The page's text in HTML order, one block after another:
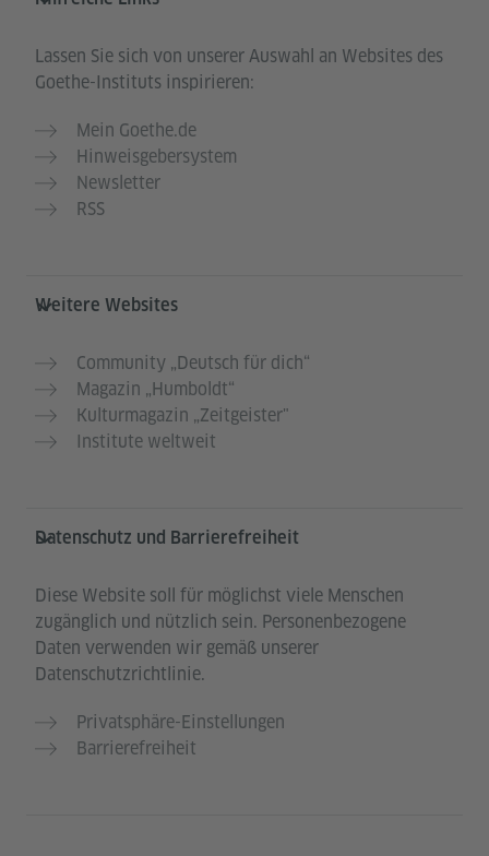
Lassen Sie sich von unserer Auswahl an Websites des
Goethe-Instituts inspirieren:
Mein Goethe.de
Hinweisgebersystem
Newsletter
RSS
Weitere Websites
Community „Deutsch für dich“
Magazin „Humboldt“
Kulturmagazin „Zeitgeister"
Institute weltweit
Datenschutz und Barrierefreiheit
Diese Website soll für möglichst viele Menschen
zugänglich und nützlich sein. Personenbezogene
Daten verwenden wir gemäß unserer
Datenschutzrichtlinie.
Privatsphäre-Einstellungen
Barrierefreiheit